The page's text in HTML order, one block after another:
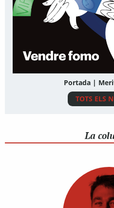
Portada |
TOTS ELS
La